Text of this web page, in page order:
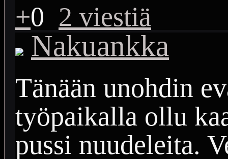
+0 2 viestiä
Nakuankka
Tänään unohdin
työpaikalla ollu
pussi nuudeleita.